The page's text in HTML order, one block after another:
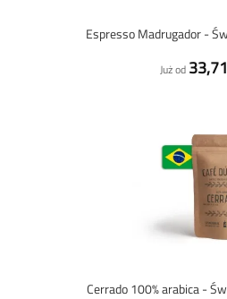
Espresso Madrugador -
Już od
Cerrado 100% arabica -